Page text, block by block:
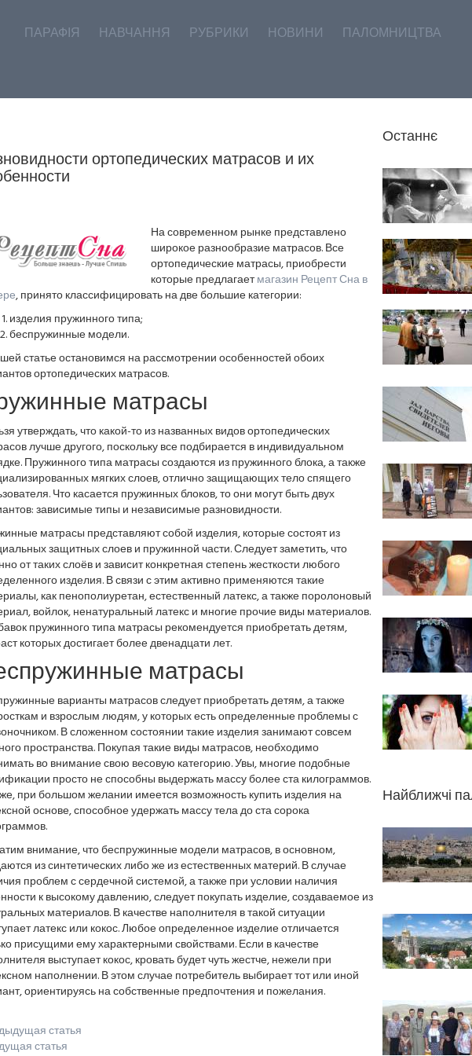
ПАРАФІЯ НАВЧАННЯ РУБРИКИ НОВИНИ ПАЛОМНИЦТВА
ортопедических матрасов и их
На современном рынке представлено
широкое разнообразие матрасов. Все
ортопедические матрасы, приобрести
которые предлагаетмагазин Рецепт Сна в
, принято классифицировать на две большие категории:
изделия пружинного типа;
беспружинные модели.
статье остановимся на рассмотрении особенностей обоих
ортопедических матрасов.
матрасы
утверждать, что какой-то из названных видов ортопедических
лучше другого, поскольку все подбирается в индивидуальном
Пружинного типа матрасы создаются из пружинного блока, а также
мягких слоев, отлично защищающих тело спящего
Что касается пружинных блоков, то они могут быть двух
зависимые типы и независимые разновидности.
матрасы представляют собой изделия, которые состоят из
защитных слоев и пружинной части. Следует заметить, что
от таких слоёв и зависит конкретная степень жесткости любого
изделия. В связи с этим активно применяются такие
как пенополиуретан, естественный латекс, а также поролоновый
войлок, ненатуральный латекс и многие прочие виды материалов.
пружинного типа матрасы рекомендуется приобретать детям,
которых достигает более двенадцати лет.
матрасы
варианты матрасов следует приобретать детям, а также
и взрослым людям, у которых есть определенные проблемы с
В сложенном состоянии такие изделия занимают совсем
пространства. Покупая такие виды матрасов, необходимо
во внимание свою весовую категорию. Увы, многие подобные
просто не способны выдержать массу более ста килограммов.
при большом желании имеется возможность купить изделия на
основе, способное удержать массу тела до ста сорока
внимание, что беспружинные модели матрасов, в основном,
из синтетических либо же из естественных материй. В случае
проблем с сердечной системой, а также при условии наличия
к высокому давлению, следует покупать изделие, создаваемое из
материалов. В качестве наполнителя в такой ситуации
латекс или кокос. Любое определенное изделие отличается
присущими ему характерными свойствами. Если в качестве
выступает кокос, кровать будет чуть жестче, нежели при
наполнении. В этом случае потребитель выбирает тот или иной
ориентируясь на собственные предпочтения и пожелания.
статья
статья
Останнє
Найближчі